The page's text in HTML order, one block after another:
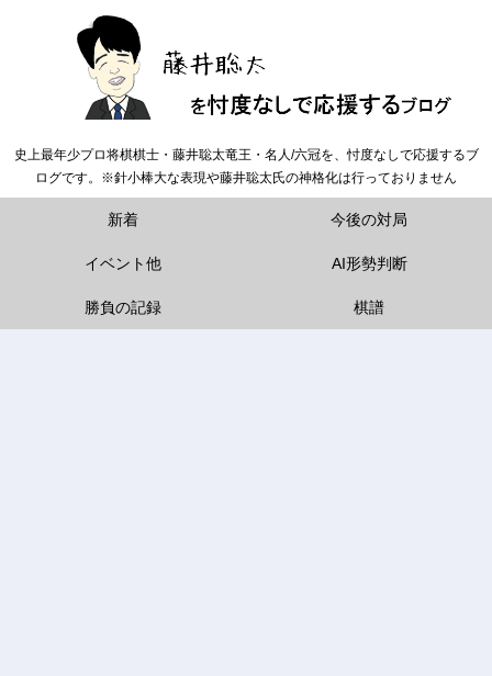
史上最年少プロ将棋棋士・藤井聡太竜王・名人/六冠を、忖度なしで応援するブ
ログです。※針小棒大な表現や藤井聡太氏の神格化は行っておりません
新着 今後の対局
イベント他 AI形勢判断
勝負の記録 棋譜